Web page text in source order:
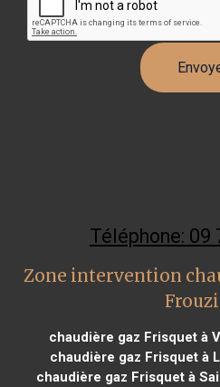
Téléphone: 09
Zone intervention
chaudière gaz Frisquet à
chaudière gaz Frisquet à
chaudière gaz Frisquet à